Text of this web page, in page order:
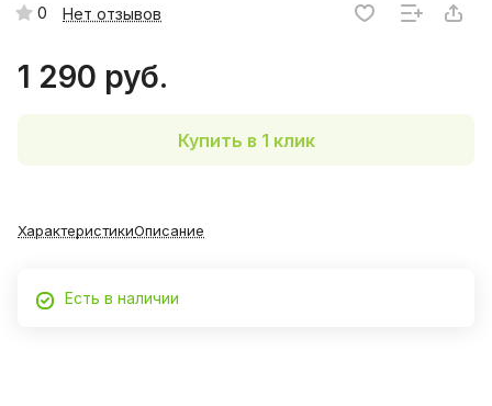
0 Нет отзывов
1 290 руб.
Купить в 1 клик
ХарактеристикиОписание
Есть в наличии